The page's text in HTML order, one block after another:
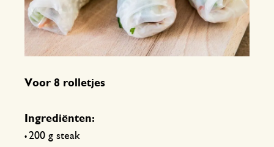
Voor 8 rolletjes
Ingrediënten:
• 200 g steak